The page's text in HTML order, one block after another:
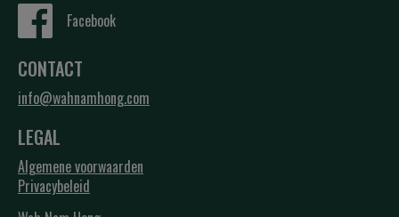
Facebook
CONTACT
info@wahnamhong.com
LEGAL
Algemene voorwaarden
Privacybeleid